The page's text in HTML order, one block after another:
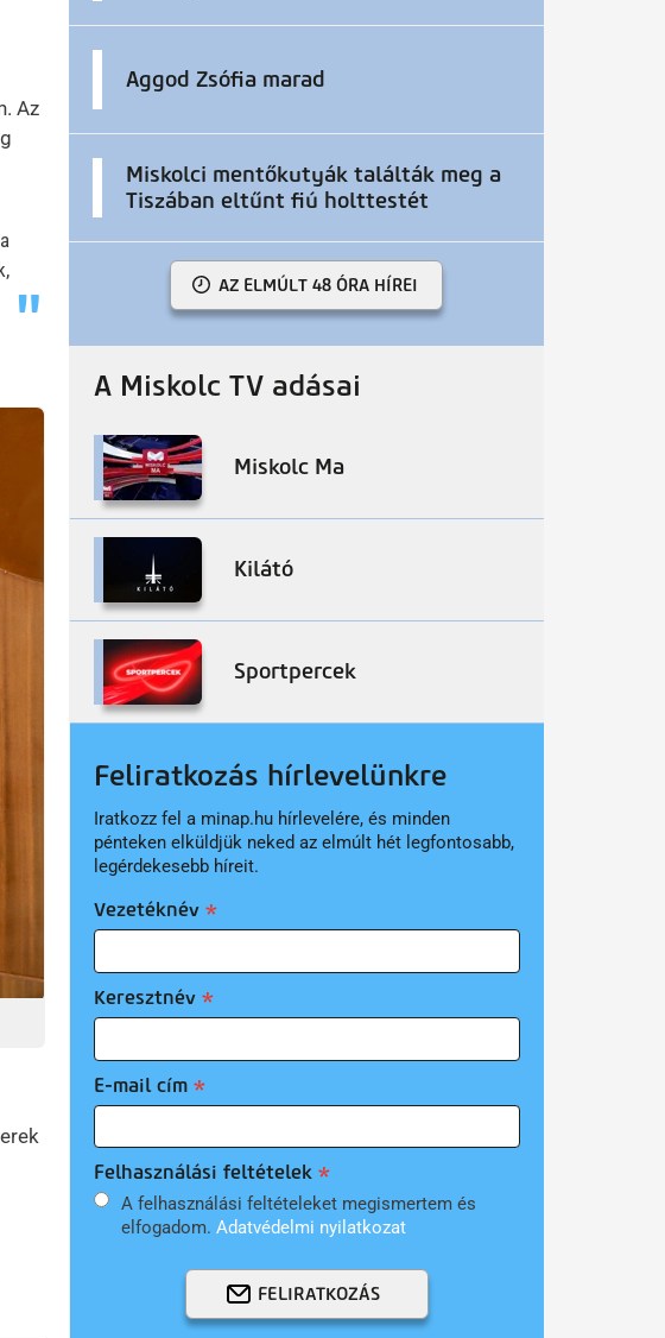
Az
Aggod Zsófia marad
Miskolci mentőkutyák találták meg a
Tiszában eltűnt fiú holttestét
AZ ELMÚLT 48 ÓRA HÍREI
A Miskolc TV adásai
Miskolc Ma
Kilátó
Sportpercek
Feliratkozás hírlevelünkre
Iratkozz fel a minap.hu hírlevelére, és minden
pénteken elküldjük neked az elmúlt hét legfontosabb,
legérdekesebb híreit.
Vezetéknév
Keresztnév
E-mail cím
Felhasználási feltételek
A felhasználási feltételeket megismertem és
elfogadom. Adatvédelmi nyilatkozat
FELIRATKOZÁS